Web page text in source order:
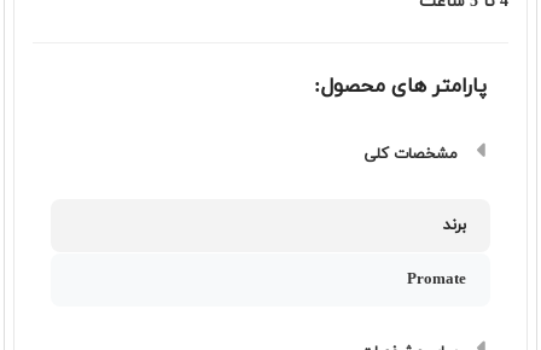
پارامتر های محصول:
مشخصات کلی
برند
Promate